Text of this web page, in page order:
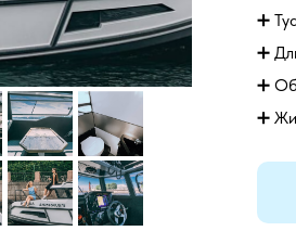
➕
➕
➕
➕